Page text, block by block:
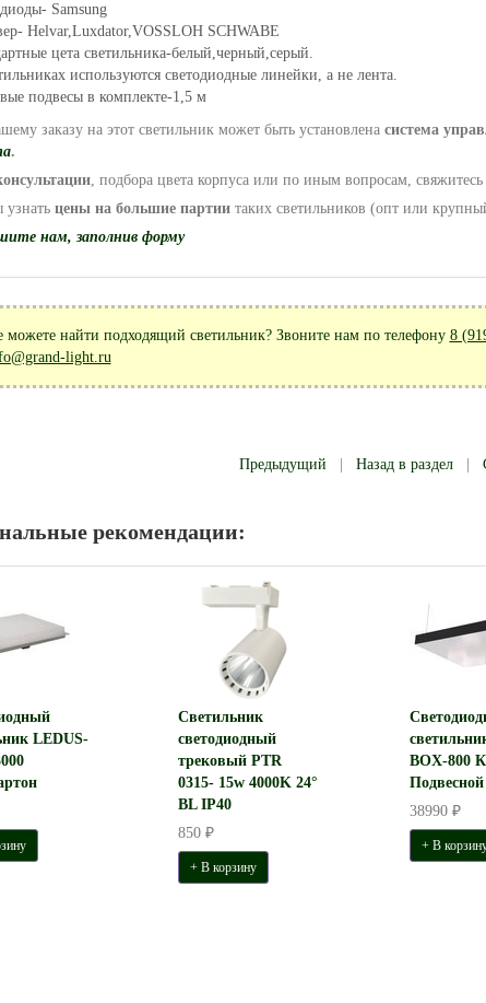
Samsung
Helvar,Luxdator,VOSSLOH SCHWABE
цета светильника-белый,черный,серый.
используются светодиодные линейки, а не лента.
подвесы в комплекте-1,5 м
заказу на этот светильник может быть установленасистема
.
, подбора цвета корпуса или по иным вопросам, свяжитесь
узнать цены на большие партиитаких светильников (опт или
нам, заполнив форму
можете найти подходящий светильник? Звоните нам по телефону 8
light.ru
Предыдущий |Назад в раздел |
рекомендации:
LEDUS-
Светильник
светодиодный
трековый PTR
0315- 15w 4000K 24°
BL IP40
850 ₽
+ В корзину
BOX-800
Подвесной
38990 ₽
+ В